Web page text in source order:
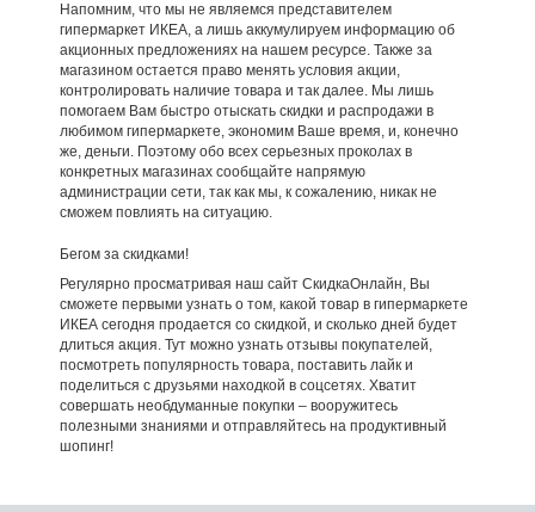
Напомним, что мы не являемся представителем
гипермаркет ИКЕА, а лишь аккумулируем информацию об
акционных предложениях на нашем ресурсе. Также за
магазином остается право менять условия акции,
контролировать наличие товара и так далее. Мы лишь
помогаем Вам быстро отыскать скидки и распродажи в
любимом гипермаркете, экономим Ваше время, и, конечно
же, деньги. Поэтому обо всех серьезных проколах в
конкретных магазинах сообщайте напрямую
администрации сети, так как мы, к сожалению, никак не
сможем повлиять на ситуацию.
Бегом за скидками!
Регулярно просматривая наш сайт СкидкаОнлайн, Вы
сможете первыми узнать о том, какой товар в гипермаркете
ИКЕА сегодня продается со скидкой, и сколько дней будет
длиться акция. Тут можно узнать отзывы покупателей,
посмотреть популярность товара, поставить лайк и
поделиться с друзьями находкой в соцсетях. Хватит
совершать необдуманные покупки – вооружитесь
полезными знаниями и отправляйтесь на продуктивный
шопинг!